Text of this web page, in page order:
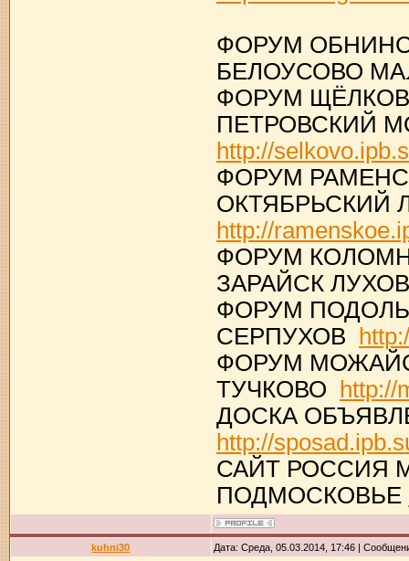
ФОРУМ
БЕЛОУСОВО
ФОРУМ
ПЕТРОВСКИЙ
http://
ФОРУМ
ОКТЯБРЬСКИЙ
http://
ФОРУМ
ЗАРАЙСК
ФОРУМ
СЕРПУХОВ
ФОРУМ
ТУЧКОВО
http://
ДОСКА
http://
САЙТ РОССИЯ
ПОДМОСКОВЬЕ
kuhni30 Дата: Среда, 05.03.2014, 17:46 |